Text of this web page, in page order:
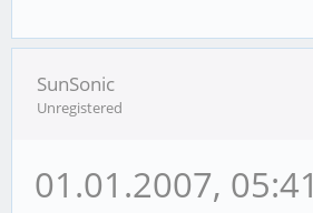
SunSonic
Unregistered
01.01.2007, 05:41